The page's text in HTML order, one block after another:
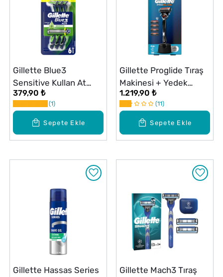
Sepete Ekle
Gillette Blue3
Sensitive Kullan At
Tıraş Bıçağı 6 Adet
379,90 ₺
1
Sepete Ekle
Gillette Proglide Tıraş
Makinesi + Yedek
Bıçak Set
1.219,90 ₺
11
Gillette Hassas Series
Gillette Mach3 Tıraş